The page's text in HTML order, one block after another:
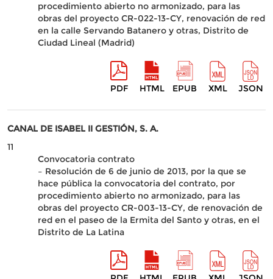
procedimiento abierto no armonizado, para las
obras del proyecto CR-022-13-CY, renovación de red
en la calle Servando Batanero y otras, Distrito de
Ciudad Lineal (Madrid)
PDF HTML EPUB XML JSON
CANAL DE ISABEL II GESTIÓN, S. A.
11
Convocatoria contrato
– Resolución de 6 de junio de 2013, por la que se
hace pública la convocatoria del contrato, por
procedimiento abierto no armonizado, para las
obras del proyecto CR-003-13-CY, de renovación de
red en el paseo de la Ermita del Santo y otras, en el
Distrito de La Latina